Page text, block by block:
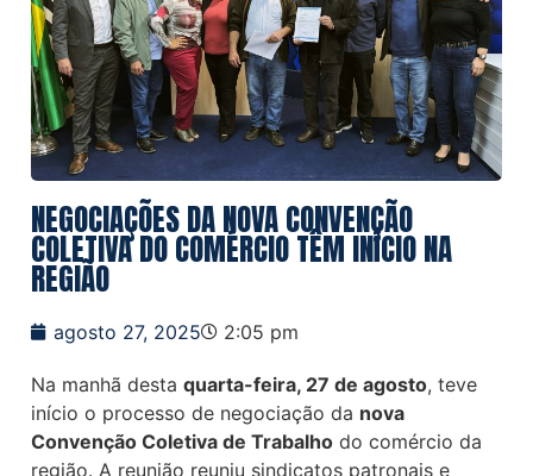
NEGOCIAÇÕES DA NOVA CONVENÇÃO
COLETIVA DO COMÉRCIO TÊM INÍCIO NA
REGIÃO
agosto 27, 2025 2:05 pm
Na manhã desta quarta-feira, 27 de agosto, teve
início o processo de negociação da nova
Convenção Coletiva de Trabalho do comércio da
região. A reunião reuniu sindicatos patronais e